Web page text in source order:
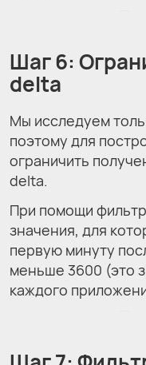
Шаг 6:
delta
Мы исследуем
поэтому для
ограничить
delta.
При помощи
значения, для
первую минуту
меньше 3600 (это
каждого